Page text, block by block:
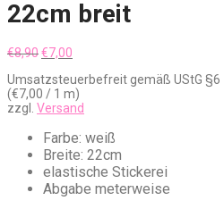
22cm breit
€8,90Ursprünglicher
war:
€8,90
€7,00
ist:
€7,00.
Umsatzsteuerbefreit gemäß UStG §6
(€7,00 / 1 m)
zzgl. Versand
Farbe: weiß
Breite: 22cm
elastische Stickerei
Abgabe meterweise